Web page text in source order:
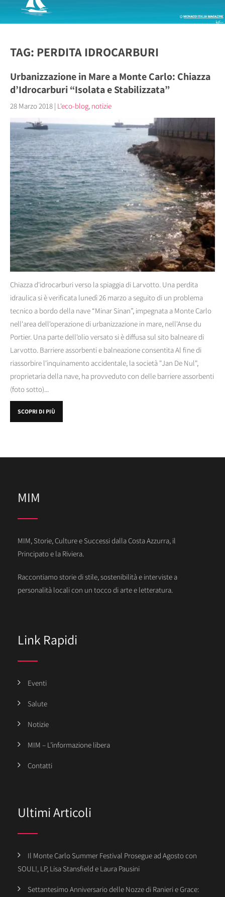
TAG: PERDITA IDROCARBURI
Urbanizzazione in Mare a Monte Carlo: Chiazza
d’Idrocarburi “Isolata e Stabilizzata”
28 Marzo 2018 | L'eco-blog, notizie
Chiazza d'idrocarburi verso la spiaggia di Larvotto. Una perdita
idraulica si è verificata lunedì 26 marzo a seguito di un problema
tecnico a bordo della nave “Minar Sinan”, impegnata a Monte Carlo
nell'area dell'operazione di urbanizzazione in mare, nell'Anse du
Portier. Una parte dell'olio versato si è diffusa sul sito balneare di
Larvotto. Barriere assorbenti e balneazione consentita Al fine di
riassorbire l'inquinamento accidentale, la società "Jan De Nul",
proprietaria della nave, ha provveduto con delle barriere assorbenti
(foto sotto)...
SCOPRI DI PIÙ
MIM
MIM, Storie, Culture e Successi dalla Costa Azzurra, il
Principato e la Riviera.
Raccontiamo storie di stile, sostenibilità e interviste a
personalità locali con un tocco di arte e letteratura.
Link Rapidi
Eventi
Salute
Notizie
MIM – L’informazione libera
Contatti
Ultimi Articoli
Il Monte Carlo Summer Festival Prosegue ad Agosto con
SOUL!, LP, Lisa Stansfield e Laura Pausini
Settantesimo Anniversario delle Nozze di Ranieri e Grace: